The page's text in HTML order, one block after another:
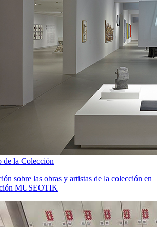
de la Colección
sobre las obras y artistas de la colección en
MUSEOTIK